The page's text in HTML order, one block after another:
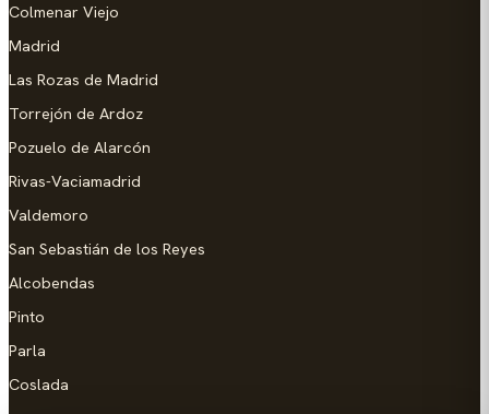
Colmenar Viejo
Madrid
Las Rozas de Madrid
Torrejón de Ardoz
Pozuelo de Alarcón
Rivas-Vaciamadrid
Valdemoro
San Sebastián de los Reyes
Alcobendas
Pinto
Parla
Coslada